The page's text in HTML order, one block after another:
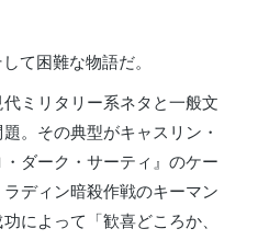
て困難な物語だ。
ミリタリー系ネタと一般文
。その典型がキャスリン・
ダーク・サーティ』のケー
ディン暗殺作戦のキーマン
によって「歓喜どころか、